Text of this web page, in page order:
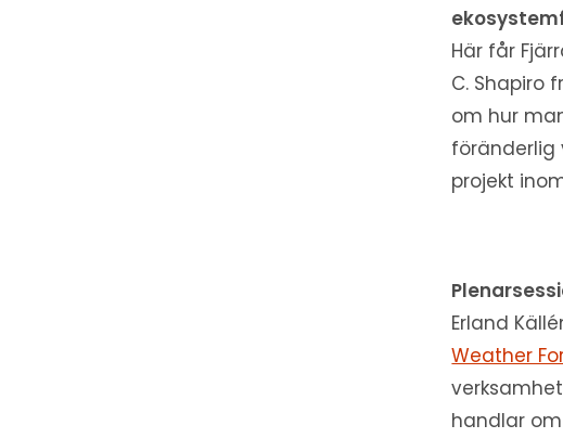
Här får
C. Shapiro
om hur
föränderlig
projekt
Erland
Weather
handlar